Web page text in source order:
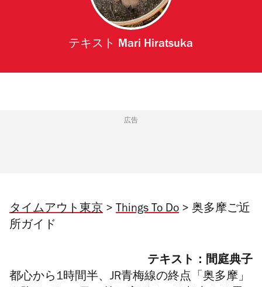
テキスト Mari Hiratsuka
広告
タイムアウト東京 > Things To Do > 奥多摩ご近
所ガイド
テキスト：間庭典子
都心から1時間半、JR青梅線の終点「奥多摩」